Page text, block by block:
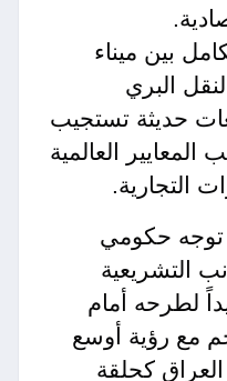
بين ميناء
البري
حديثة تستجيب
العالمية
التجارية.
توجه حكومي
التشريعية
لطرحه أمام
مع رؤية أوسع
كحلقة